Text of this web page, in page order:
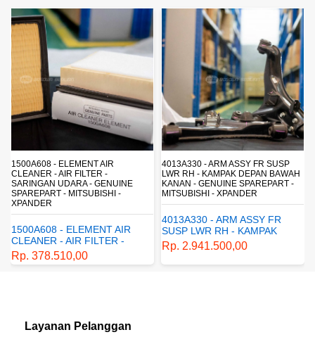
1500A608 - ELEMENT AIR
CLEANER - AIR FILTER -
SARINGAN UDARA - GENUINE
SPAREPART - MITSUBISHI -
XPANDER
1500A608 - ELEMENT AIR
CLEANER - AIR FILTER -
SARINGAN UDARA -
GENUINE SPAREPART -
Rp. 378.510,00
4013A330 - ARM ASSY FR SUSP
LWR RH - KAMPAK DEPAN BAWAH
KANAN - GENUINE SPAREPART -
MITSUBISHI - XPANDER
4013A330 - ARM ASSY FR
SUSP LWR RH - KAMPAK
DEPAN BAWAH KANAN -
GENUINE SPAREPART -
MITSUBISHI - XPANDER
Rp. 2.941.500,00
Layanan Pelanggan